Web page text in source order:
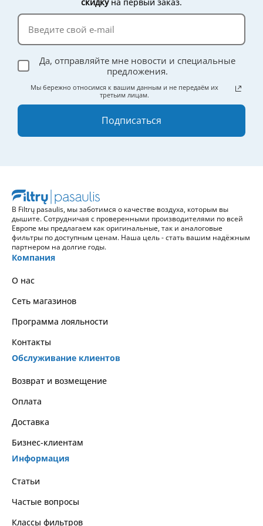
Да, отправляйте мне новости и специальные
предложения.
Мы бережно относимся к вашим данным и не передаём их
третьим лицам.
Подписаться
В Filtrų pasaulis, мы заботимся о качестве воздуха, которым вы
дышите. Сотрудничая с проверенными производителями по всей
Европе мы предлагаем как оригинальные, так и аналоговые
фильтры по доступным ценам. Наша цель - стать вашим надёжным
партнером на долгие годы.
Компания
О нас
Сеть магазинов
Программа лояльности
Контакты
Обслуживание клиентов
Возврат и возмещение
Оплата
Доставка
Бизнес-клиентам
Информация
Статьи
Частые вопросы
Классы фильтров